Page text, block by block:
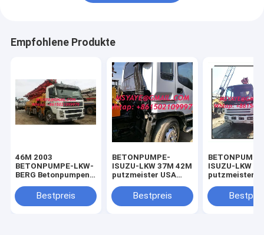
Empfohlene Produkte
46M 2003
BETONPUMPE-LKW-
BERG Betonpumpen
Bestpreis
BETONPUMPE-
ISUZU-LKW 37M 42M
putzmeister USA
Betonpumpe an
Bestpreis
ISUZU-LKW
putzmeister
Betonpumpe